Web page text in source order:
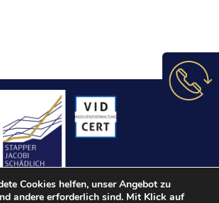
Cookies helfen, unser Angebot zu
andere erforderlich sind. Mit Klick auf